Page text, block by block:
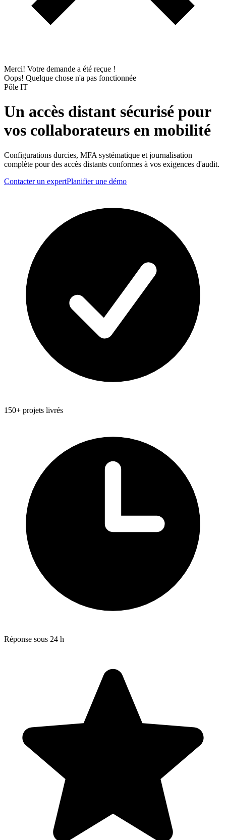
Merci! Votre demande a été reçue !
Oops! Quelque chose n'a pas fonctionnée
Pôle IT
Un accès distant sécurisé pour
vos collaborateurs en mobilité
Configurations durcies, MFA systématique et journalisation
complète pour des accès distants conformes à vos exigences d'audit.
Contacter un expertPlanifier une démo
150+ projets livrés
Réponse sous 24 h